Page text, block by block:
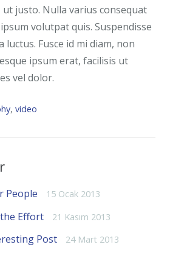
justo. Nulla varius consequat
volutpat quis. Suspendisse
Fusce id mi diam, non
ipsum erat, facilisis ut
vel dolor.
,video
People 15 Ocak 2013
Effort 21 Kasım 2013
Post 24 Mart 2013